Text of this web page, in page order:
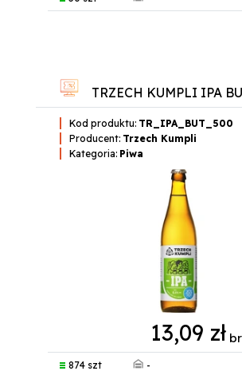
TRZECH KUMPLI IPA
Kod produktu: TR_IPA_BUT_500
Producent: Trzech Kumpli
Kategoria: Piwa
13,09 zł
874 szt -